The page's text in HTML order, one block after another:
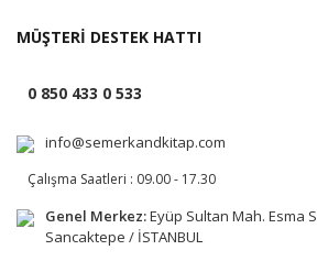
MÜŞTERİ DESTEK HATTI
0 850 433 0 533
info@semerkandkitap.com
Çalışma Saatleri : 09.00 - 17.30
Genel Merkez:Eyüp Sultan Mah. Esma
Sancaktepe / İSTANBUL